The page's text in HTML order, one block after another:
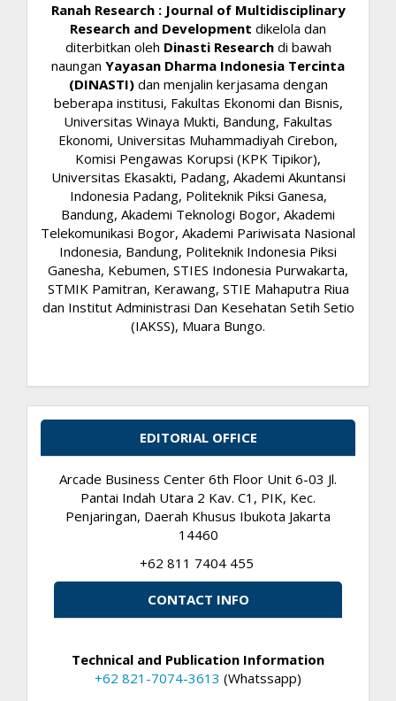
Ranah Research : Journal of Multidisciplinary
Research and Development dikelola dan
diterbitkan oleh Dinasti Research di bawah
naungan Yayasan Dharma Indonesia Tercinta
(DINASTI)dan menjalin kerjasama dengan
beberapa institusi, Fakultas Ekonomi dan Bisnis,
Universitas Winaya Mukti, Bandung, Fakultas
Ekonomi, Universitas Muhammadiyah Cirebon,
Komisi Pengawas Korupsi (KPK Tipikor),
Universitas Ekasakti, Padang, Akademi Akuntansi
Indonesia Padang, Politeknik Piksi Ganesa,
Bandung, Akademi Teknologi Bogor, Akademi
Telekomunikasi Bogor, Akademi Pariwisata Nasional
Indonesia, Bandung, Politeknik Indonesia Piksi
Ganesha, Kebumen, STIES Indonesia Purwakarta,
STMIK Pamitran, Kerawang, STIE Mahaputra Riua
dan Institut Administrasi Dan Kesehatan Setih Setio
(IAKSS), Muara Bungo.
EDITORIAL OFFICE
Arcade Business Center 6th Floor Unit 6-03 Jl.
Pantai Indah Utara 2 Kav. C1, PIK, Kec.
Penjaringan, Daerah Khusus Ibukota Jakarta
14460
+62 811 7404 455
CONTACT INFO
Technical and Publication Information
+62 821-7074-3613 (Whatssapp)